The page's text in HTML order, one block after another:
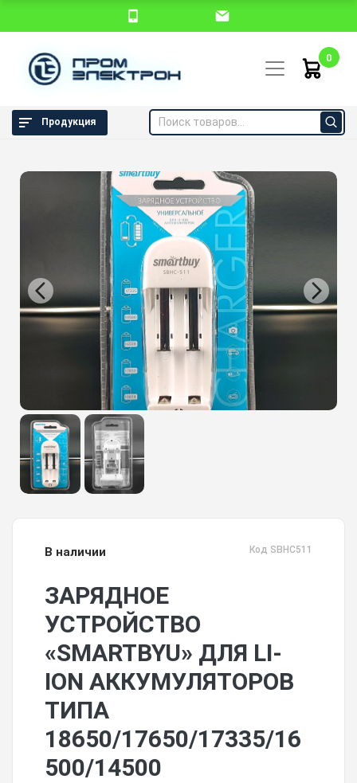
0
Продукция
В наличии Код SBHC511
ЗАРЯДНОЕ
УСТРОЙСТВО
«SMARTBYU» ДЛЯ LI-
ION АККУМУЛЯТОРОВ
ТИПА
18650/17650/17335/16
500/14500